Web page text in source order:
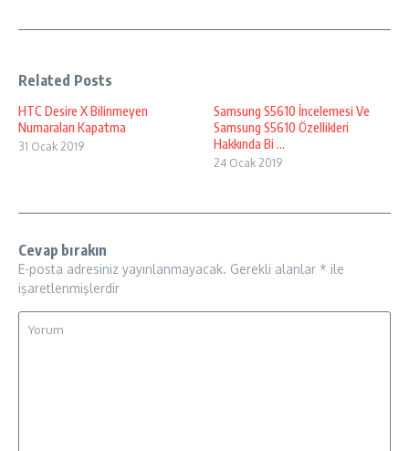
Related Posts
HTC Desire X Bilinmeyen
Numaraları Kapatma
31 Ocak 2019
Samsung S5610 İncelemesi Ve
Samsung S5610 Özellikleri
Hakkında Bi ...
24 Ocak 2019
Cevap bırakın
E-posta adresiniz yayınlanmayacak. Gerekli alanlar * ile
işaretlenmişlerdir